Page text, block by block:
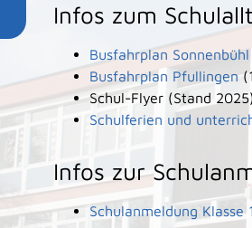
Infos zum
Busfahrplan Sonnenbühl
Busfahrplan Pfullingen
Schul-Flyer (Stand
Schulferien und
Infos zur
Schulanmeldung Klasse